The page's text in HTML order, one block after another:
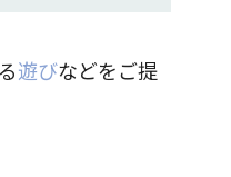
遊びなどをご提